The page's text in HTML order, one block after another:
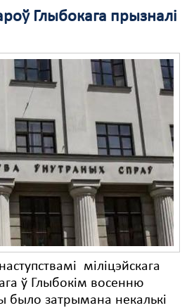
Глыбокага прызналі
міліцэйскага
ў Глыбокім восенню
было затрымана некалькі